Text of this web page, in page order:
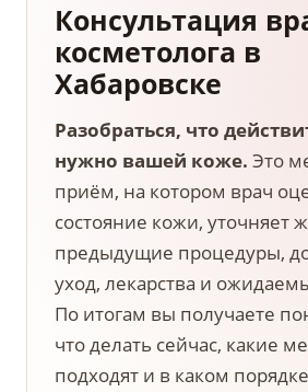
Консультация
косметолога в
Хабаровске
Разобраться, что
нужно вашей коже. Это
приём, на котором врач
состояние кожи, уточняет
предыдущие процедуры,
уход, лекарства и
По итогам вы получаете
что делать сейчас, какие
подходят и в каком